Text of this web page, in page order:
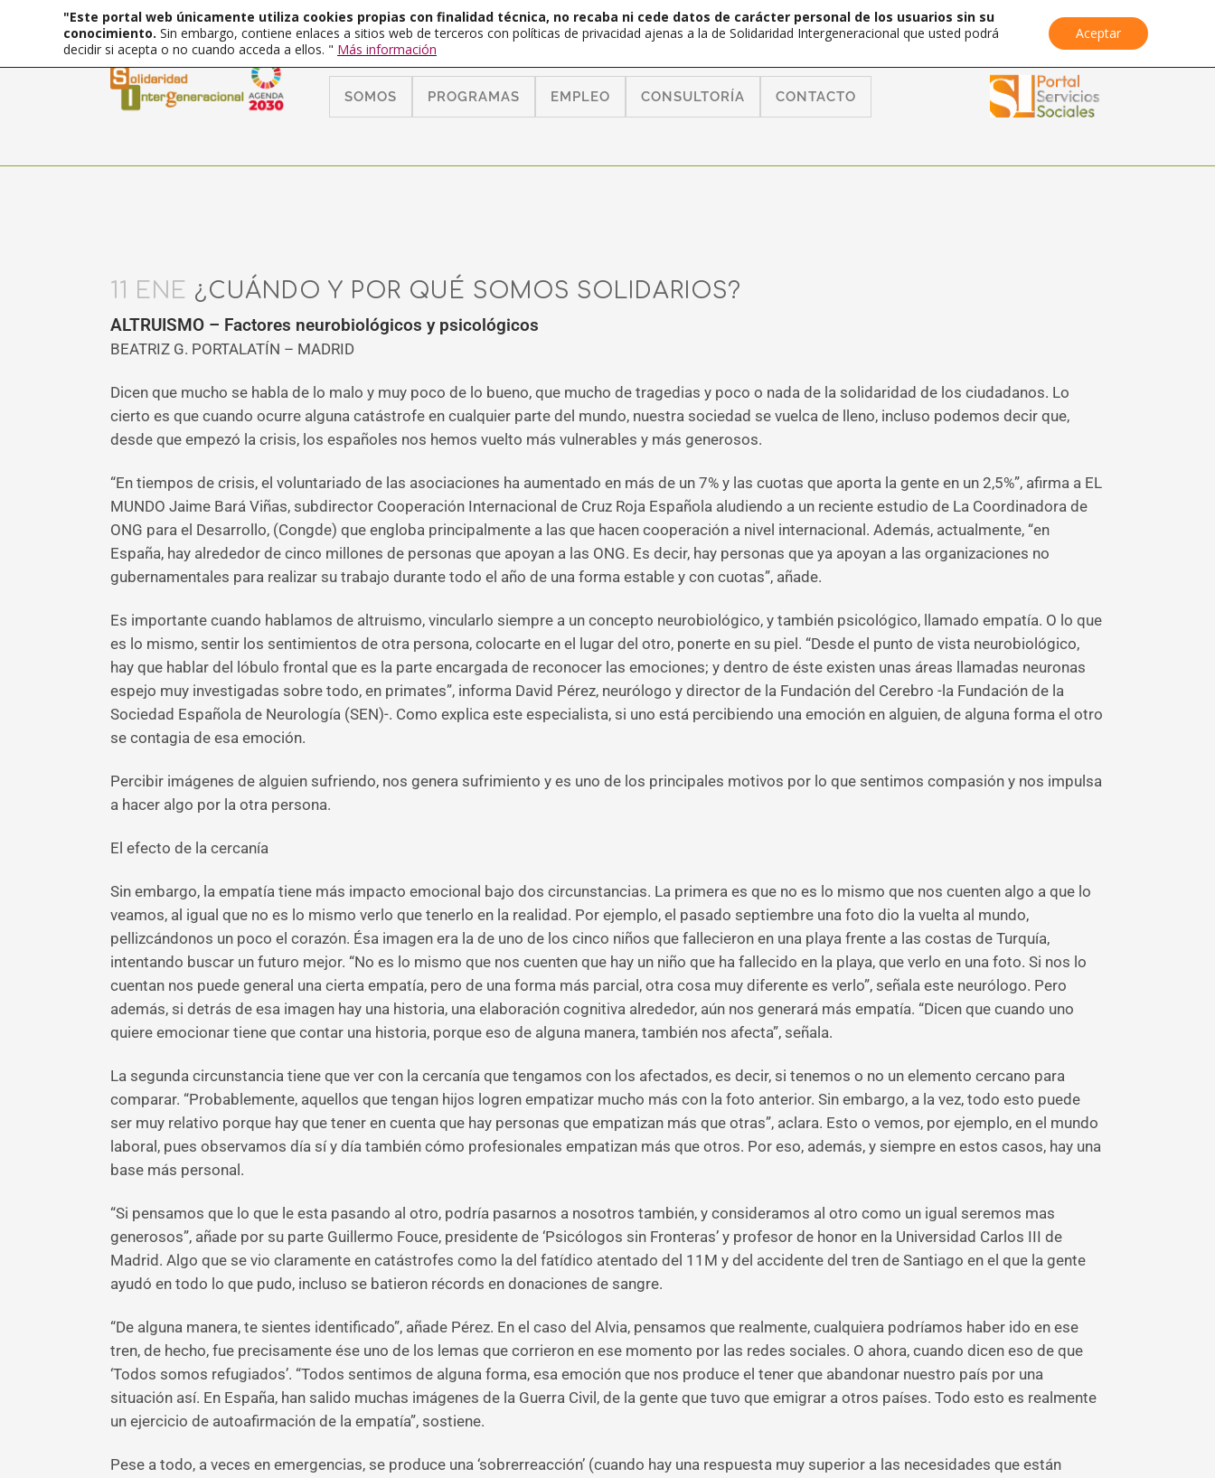
SOMOS PROGRAMAS EMPLEO CONSULTORÍA CONTACTO
11 ENE ¿CUÁNDO Y POR QUÉ SOMOS SOLIDARIOS?
ALTRUISMO – Factores neurobiológicos y psicológicos
BEATRIZ G. PORTALATÍN – MADRID
Dicen que mucho se habla de lo malo y muy poco de lo bueno, que mucho de tragedias y poco o nada de la solidaridad de los ciudadanos. Lo
cierto es que cuando ocurre alguna catástrofe en cualquier parte del mundo, nuestra sociedad se vuelca de lleno, incluso podemos decir que,
desde que empezó la crisis, los españoles nos hemos vuelto más vulnerables y más generosos.
“En tiempos de crisis, el voluntariado de las asociaciones ha aumentado en más de un 7% y las cuotas que aporta la gente en un 2,5%”, afirma a EL
MUNDO Jaime Bará Viñas, subdirector Cooperación Internacional de Cruz Roja Española aludiendo a un reciente estudio de La Coordinadora de
ONG para el Desarrollo, (Congde) que engloba principalmente a las que hacen cooperación a nivel internacional. Además, actualmente, “en
España, hay alrededor de cinco millones de personas que apoyan a las ONG. Es decir, hay personas que ya apoyan a las organizaciones no
gubernamentales para realizar su trabajo durante todo el año de una forma estable y con cuotas”, añade.
Es importante cuando hablamos de altruismo, vincularlo siempre a un concepto neurobiológico, y también psicológico, llamado empatía. O lo que
es lo mismo, sentir los sentimientos de otra persona, colocarte en el lugar del otro, ponerte en su piel. “Desde el punto de vista neurobiológico,
hay que hablar del lóbulo frontal que es la parte encargada de reconocer las emociones; y dentro de éste existen unas áreas llamadas neuronas
espejo muy investigadas sobre todo, en primates”, informa David Pérez, neurólogo y director de la Fundación del Cerebro -la Fundación de la
Sociedad Española de Neurología (SEN)-. Como explica este especialista, si uno está percibiendo una emoción en alguien, de alguna forma el otro
se contagia de esa emoción.
Percibir imágenes de alguien sufriendo, nos genera sufrimiento y es uno de los principales motivos por lo que sentimos compasión y nos impulsa
a hacer algo por la otra persona.
El efecto de la cercanía
Sin embargo, la empatía tiene más impacto emocional bajo dos circunstancias. La primera es que no es lo mismo que nos cuenten algo a que lo
veamos, al igual que no es lo mismo verlo que tenerlo en la realidad. Por ejemplo, el pasado septiembre una foto dio la vuelta al mundo,
pellizcándonos un poco el corazón. Ésa imagen era la de uno de los cinco niños que fallecieron en una playa frente a las costas de Turquía,
intentando buscar un futuro mejor. “No es lo mismo que nos cuenten que hay un niño que ha fallecido en la playa, que verlo en una foto. Si nos lo
cuentan nos puede general una cierta empatía, pero de una forma más parcial, otra cosa muy diferente es verlo”, señala este neurólogo. Pero
además, si detrás de esa imagen hay una historia, una elaboración cognitiva alrededor, aún nos generará más empatía. “Dicen que cuando uno
quiere emocionar tiene que contar una historia, porque eso de alguna manera, también nos afecta”, señala.
La segunda circunstancia tiene que ver con la cercanía que tengamos con los afectados, es decir, si tenemos o no un elemento cercano para
comparar. “Probablemente, aquellos que tengan hijos logren empatizar mucho más con la foto anterior. Sin embargo, a la vez, todo esto puede
ser muy relativo porque hay que tener en cuenta que hay personas que empatizan más que otras”, aclara. Esto o vemos, por ejemplo, en el mundo
laboral, pues observamos día sí y día también cómo profesionales empatizan más que otros. Por eso, además, y siempre en estos casos, hay una
base más personal.
“Si pensamos que lo que le esta pasando al otro, podría pasarnos a nosotros también, y consideramos al otro como un igual seremos mas
generosos”, añade por su parte Guillermo Fouce, presidente de ‘Psicólogos sin Fronteras’ y profesor de honor en la Universidad Carlos III de
Madrid. Algo que se vio claramente en catástrofes como la del fatídico atentado del 11M y del accidente del tren de Santiago en el que la gente
ayudó en todo lo que pudo, incluso se batieron récords en donaciones de sangre.
“De alguna manera, te sientes identificado”, añade Pérez. En el caso del Alvia, pensamos que realmente, cualquiera podríamos haber ido en ese
tren, de hecho, fue precisamente ése uno de los lemas que corrieron en ese momento por las redes sociales. O ahora, cuando dicen eso de que
‘Todos somos refugiados’. “Todos sentimos de alguna forma, esa emoción que nos produce el tener que abandonar nuestro país por una
situación así. En España, han salido muchas imágenes de la Guerra Civil, de la gente que tuvo que emigrar a otros países. Todo esto es realmente
un ejercicio de autoafirmación de la empatía”, sostiene.
Pese a todo, a veces en emergencias, se produce una ‘sobrerreacción’ (cuando hay una respuesta muy superior a las necesidades que están
"Este portal web únicamente utiliza cookies propias con finalidad técnica, no recaba ni cede datos de carácter personal de los usuarios sin su
conocimiento. Sin embargo, contiene enlaces a sitios web de terceros con políticas de privacidad ajenas a la de Solidaridad Intergeneracional que usted podrá
decidir si acepta o no cuando acceda a ellos. " Más información
Aceptar